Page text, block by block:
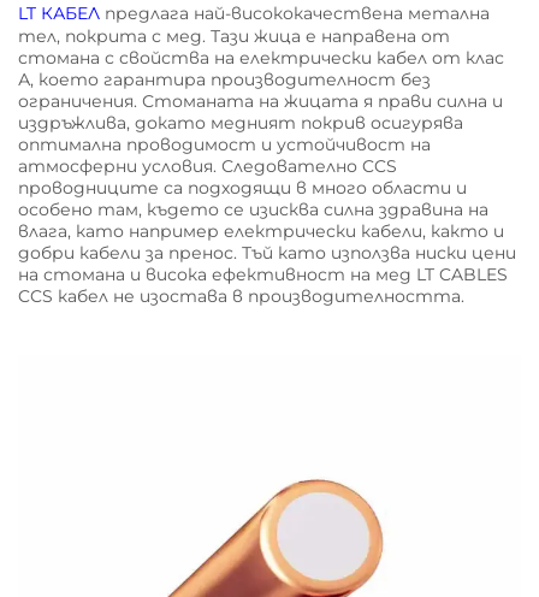
LT КАБЕЛ предлага най-висококачествена метална
тел, покрита с мед. Тази жица е направена от
стомана с свойства на електрически кабел от клас
А, което гарантира производителност без
ограничения. Стоманата на жицата я прави силна и
издръжлива, докато медният покрив осигурява
оптимална проводимост и устойчивост на
атмосферни условия. Следователно CCS
проводниците са подходящи в много области и
особено там, където се изисква силна здравина на
влага, като например електрически кабели, както и
добри кабели за пренос. Тъй като използва ниски цени
на стомана и висока ефективност на мед LT CABLES
CCS кабел не изостава в производителността.